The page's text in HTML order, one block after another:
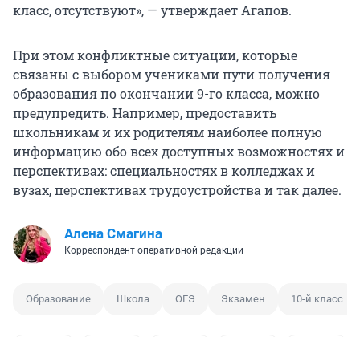
класс, отсутствуют», — утверждает Агапов.
При этом конфликтные ситуации, которые
связаны с выбором учениками пути получения
образования по окончании 9-го класса, можно
предупредить. Например, предоставить
школьникам и их родителям наиболее полную
информацию обо всех доступных возможностях и
перспективах: специальностях в колледжах и
вузах, перспективах трудоустройства и так далее.
Алена Смагина
Корреспондент оперативной редакции
Образование Школа ОГЭ Экзамен 10-й класс